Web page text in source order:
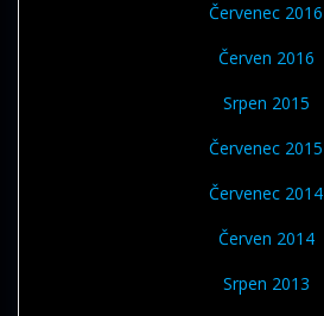
Červenec 2016
Červen 2016
Srpen 2015
Červenec 2015
Červenec 2014
Červen 2014
Srpen 2013